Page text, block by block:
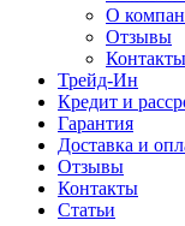
О
Отзывы
Контакты
Трейд-Ин
Кредит и
Гарантия
Доставка и
Отзывы
Контакты
Статьи